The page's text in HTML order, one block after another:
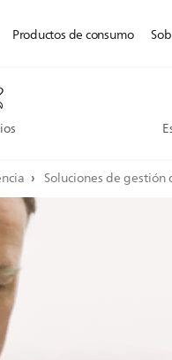
Productos de consumo
Soluciones de gestión